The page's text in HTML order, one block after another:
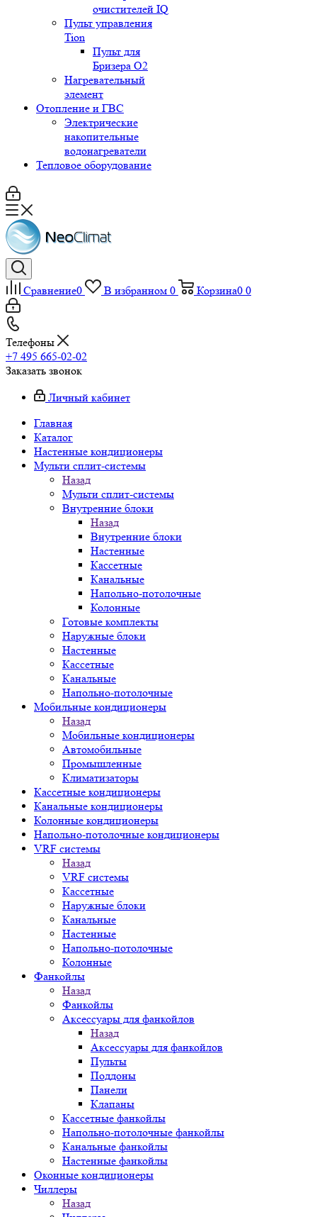
очистителей IQ
Пульт управления
Tion
Пульт для
Бризера O2
Нагревательный
элемент
Отопление и ГВС
Электрические
накопительные
водонагреватели
Тепловое оборудование
Сравнение0 В избранном 0 Корзина0 0
Телефоны
+7 495 665-02-02
Заказать звонок
Личный кабинет
Главная
Каталог
Настенные кондиционеры
Мульти сплит-системы
Назад
Мульти сплит-системы
Внутренние блоки
Назад
Внутренние блоки
Настенные
Кассетные
Канальные
Напольно-потолочные
Колонные
Готовые комплекты
Наружные блоки
Настенные
Кассетные
Канальные
Напольно-потолочные
Мобильные кондиционеры
Назад
Мобильные кондиционеры
Автомобильные
Промышленные
Климатизаторы
Кассетные кондиционеры
Канальные кондиционеры
Колонные кондиционеры
Напольно-потолочные кондиционеры
VRF системы
Назад
VRF системы
Кассетные
Наружные блоки
Канальные
Настенные
Напольно-потолочные
Колонные
Фанкойлы
Назад
Фанкойлы
Аксессуары для фанкойлов
Назад
Аксессуары для фанкойлов
Пульты
Поддоны
Панели
Клапаны
Кассетные фанкойлы
Напольно-потолочные фанкойлы
Канальные фанкойлы
Настенные фанкойлы
Оконные кондиционеры
Чиллеры
Назад